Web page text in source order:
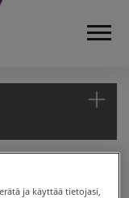
ja käyttää tietojasi,